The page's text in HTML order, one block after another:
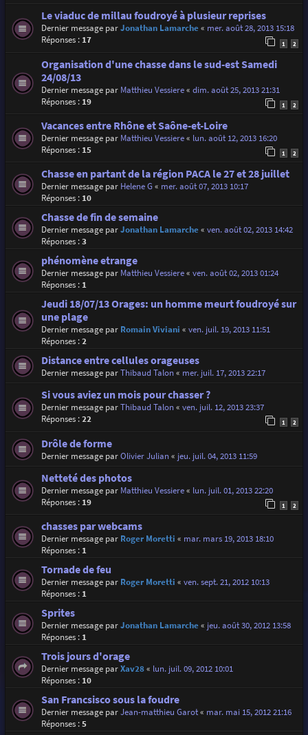
Le viaduc de millau foudroyé à plusieur reprises
Dernier message parJonathan Lamarche« mer. août 28, 2013 15:18
Réponses : 17 1 2
Organisation d'une chasse dans le sud-est Samedi
24/08/13
Dernier message par Matthieu Vessiere« dim. août 25, 2013 21:31
Réponses : 19 1 2
Vacances entre Rhône et Saône-et-Loire
Dernier message par Matthieu Vessiere« lun. août 12, 2013 16:20
Réponses : 15 1 2
Chasse en partant de la région PACA le 27 et 28 juillet
Dernier message par Helene G« mer. août 07, 2013 10:17
Réponses : 10
Chasse de fin de semaine
Dernier message parJonathan Lamarche« ven. août 02, 2013 14:42
Réponses :3
phénomène etrange
Dernier message par Matthieu Vessiere« ven. août 02, 2013 01:24
Réponses : 1
Jeudi 18/07/13 Orages: un homme meurt foudroyé sur
une plage
Dernier message par Romain Viviani « ven. juil. 19, 2013 11:51
Réponses :2
Distance entre cellules orageuses
Dernier message parThibaud Talon« mer. juil. 17, 2013 22:17
Si vous aviez un mois pour chasser ?
Dernier message parThibaud Talon« ven. juil. 12, 2013 23:37
Réponses :22 1 2
Drôle de forme
Dernier message parOlivier Julian« jeu. juil. 04, 2013 11:59
Netteté des photos
Dernier message par Matthieu Vessiere« lun. juil. 01, 2013 22:20
Réponses : 19 1 2
chasses par webcams
Dernier message par Roger Moretti « mar. mars 19, 2013 18:10
Réponses : 1
Tornade de feu
Dernier message par Roger Moretti « ven. sept. 21, 2012 10:13
Réponses : 1
Sprites
Dernier message parJonathan Lamarche« jeu. août 30, 2012 13:58
Réponses : 1
Trois jours d'orage
Dernier message parXav28« lun. juil. 09, 2012 10:01
Réponses : 10
San Francsisco sous la foudre
Dernier message parJean-matthieu Garot« mar. mai 15, 2012 21:16
Réponses :5